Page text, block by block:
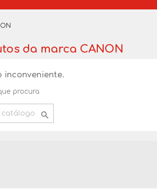
da marca CANON
inconveniente.
procura
